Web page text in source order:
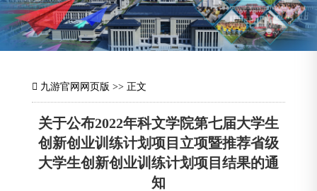
九游官网网页版 >> 正文
关于公布2022年科文学院第七届大学生
创新创业训练计划项目立项暨推荐省级
大学生创新创业训练计划项目结果的通
知